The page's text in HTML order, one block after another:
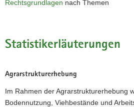
g
i
o
n
Rechtsgrundlagen nach Themen
Statistikerläuterungen
Agrarstrukturerhebung
Im Rahmen der Agrarstrukturerhebung
Bodennutzung, Viehbestände und